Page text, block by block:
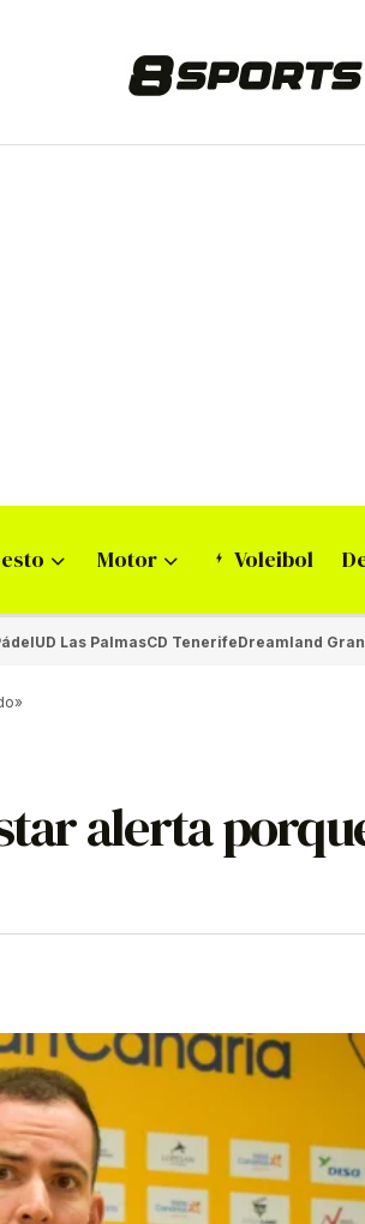
Motor Voleibol
UD Las PalmasCD TenerifeDreamland
alerta